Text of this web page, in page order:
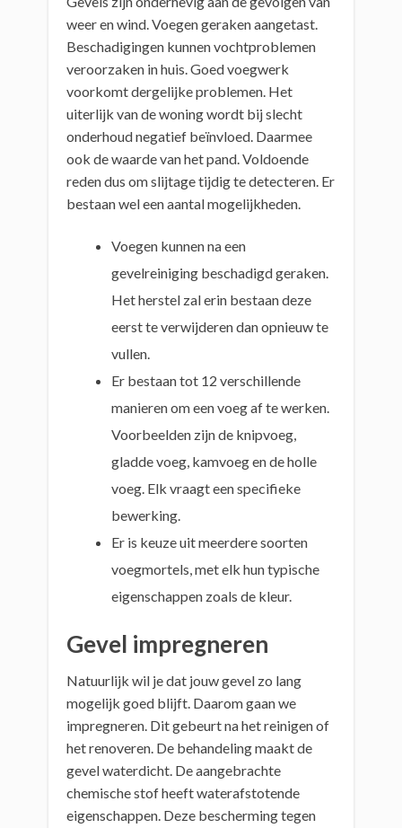
weer en wind. Voegen geraken aangetast.
Beschadigingen kunnen vochtproblemen
veroorzaken in huis. Goed voegwerk
voorkomt dergelijke problemen. Het
uiterlijk van de woning wordt bij slecht
onderhoud negatief beïnvloed. Daarmee
ook de waarde van het pand. Voldoende
reden dus om slijtage tijdig te detecteren. Er
bestaan wel een aantal mogelijkheden.
Voegen kunnen na een
gevelreiniging beschadigd geraken.
Het herstel zal erin bestaan deze
eerst te verwijderen dan opnieuw te
vullen.
Er bestaan tot 12 verschillende
manieren om een voeg af te werken.
Voorbeelden zijn de knipvoeg,
gladde voeg, kamvoeg en de holle
voeg. Elk vraagt een specifieke
bewerking.
Er is keuze uit meerdere soorten
voegmortels, met elk hun typische
eigenschappen zoals de kleur.
Gevel impregneren
Natuurlijk wil je dat jouw gevel zo lang
mogelijk goed blijft. Daarom gaan we
impregneren. Dit gebeurt na het reinigen of
het renoveren. De behandeling maakt de
gevel waterdicht. De aangebrachte
chemische stof heeft waterafstotende
eigenschappen. Deze bescherming tegen